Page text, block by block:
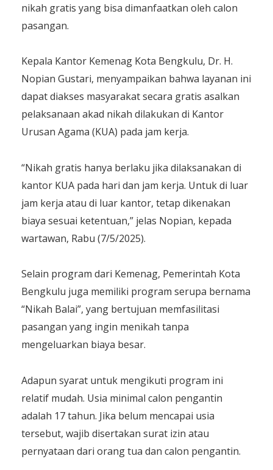
nikah gratis yang bisa dimanfaatkan oleh calon
pasangan.
Kepala Kantor Kemenag Kota Bengkulu, Dr. H.
Nopian Gustari, menyampaikan bahwa layanan ini
dapat diakses masyarakat secara gratis asalkan
pelaksanaan akad nikah dilakukan di Kantor
Urusan Agama (KUA) pada jam kerja.
“Nikah gratis hanya berlaku jika dilaksanakan di
kantor KUA pada hari dan jam kerja. Untuk di luar
jam kerja atau di luar kantor, tetap dikenakan
biaya sesuai ketentuan,” jelas Nopian, kepada
wartawan, Rabu (7/5/2025).
Selain program dari Kemenag, Pemerintah Kota
Bengkulu juga memiliki program serupa bernama
“Nikah Balai”, yang bertujuan memfasilitasi
pasangan yang ingin menikah tanpa
mengeluarkan biaya besar.
Adapun syarat untuk mengikuti program ini
relatif mudah. Usia minimal calon pengantin
adalah 17 tahun. Jika belum mencapai usia
tersebut, wajib disertakan surat izin atau
pernyataan dari orang tua dan calon pengantin.